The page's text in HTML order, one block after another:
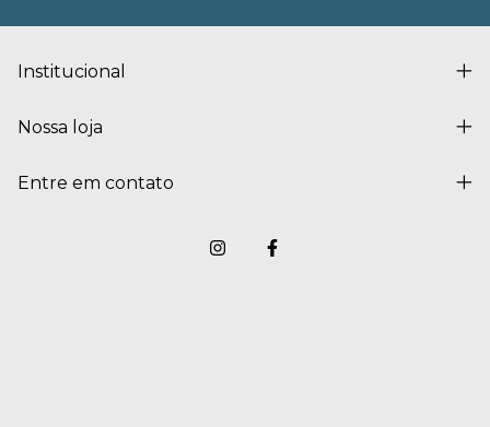
Institucional
Nossa loja
Entre em contato